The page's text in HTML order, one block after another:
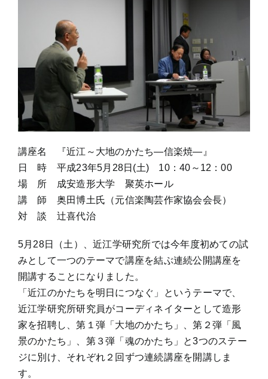
講座名 『近江～大地のかたち―信楽焼―』
日 時 平成23年5月28日(土) 10：40～12：00
場 所 成安造形大学 聚英ホール
講 師 奥田博土氏（元信楽陶芸作家協会会長）
対 談 辻喜代治
5月28日（土）、近江学研究所では今年度初めての試
みとして一つのテーマで講座を結ぶ連続公開講座を
開講することになりました。
「近江のかたちを明日につなぐ」というテーマで、
近江学研究所研究員がコーディネイターとして造形
家を招聘し、第１弾「大地のかたち」、第２弾「風
景のかたち」、第３弾「魂のかたち」と3つのステー
ジに別け、それぞれ２回ずつ連続講座を開講しま
す。